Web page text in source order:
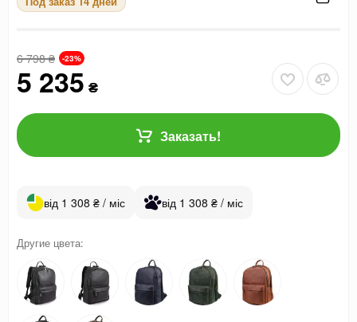
6 798₴ -23%
5 235 ₴
Заказать!
від 1 308 ₴ / міс від 1 308 ₴ / міс
Другие цвета: